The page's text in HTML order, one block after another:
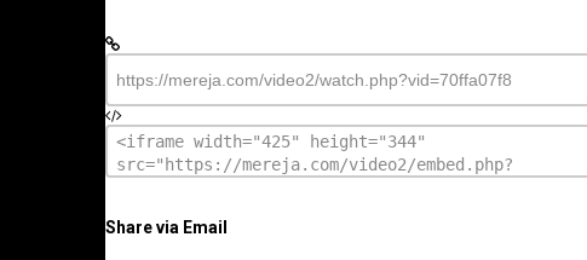
Share via Email